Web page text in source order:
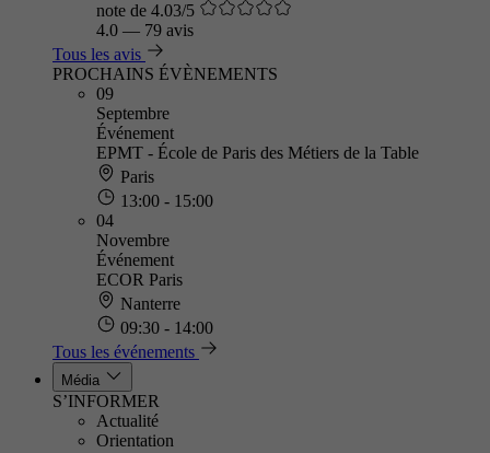
note de 4.03/5
4.0 — 79 avis
Tous les avis
PROCHAINS ÉVÈNEMENTS
09
Septembre
Événement
EPMT - École de Paris des Métiers de la Table
Paris
13:00 - 15:00
04
Novembre
Événement
ECOR Paris
Nanterre
09:30 - 14:00
Tous les événements
Média
S’INFORMER
Actualité
Orientation